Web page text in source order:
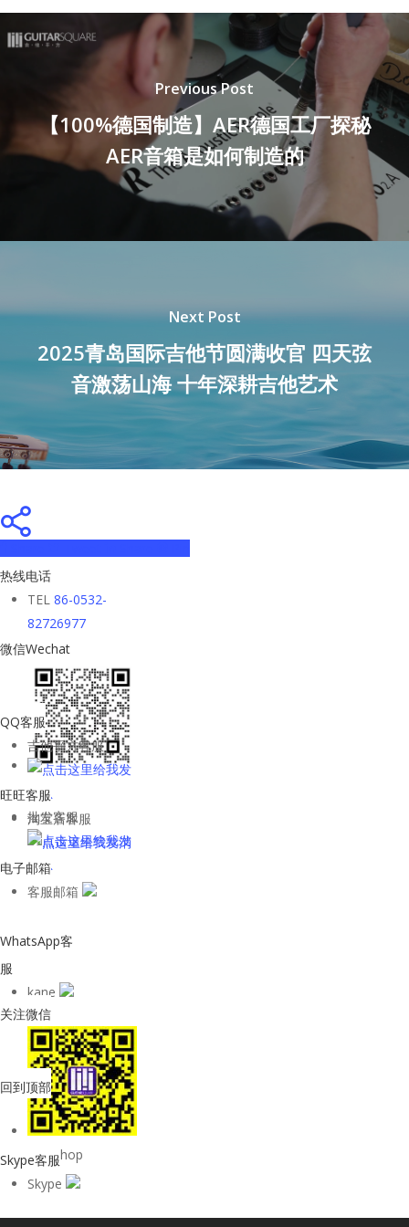
Previous Post
【100%德国制造】AER德国工厂探秘
AER音箱是如何制造的
Next Post
2025青岛国际吉他节圆满收官 四天弦
音激荡山海 十年深耕吉他艺术
热线电话
TEL 86-0532-
82726977
微信Wechat
QQ客服
吉他平方客服
批发客服
旺旺客服
淘宝店客服
电子邮箱
客服邮箱
WhatsApp客
服
kane
关注微信
购物Shop
回到顶部
Skype客服
Skype